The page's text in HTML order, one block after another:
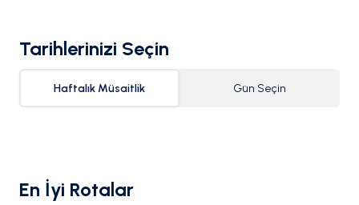
Tarihlerinizi Seçin
Haftalık Müsaitlik Gün Seçin
En İyi Rotalar